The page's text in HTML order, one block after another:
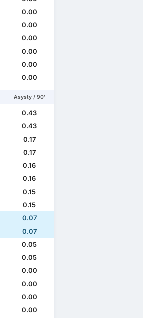
0.00
0.00
0.00
0.00
0.00
0.00
Asysty / 90'
0.43
0.43
0.17
0.17
0.16
0.16
0.15
0.15
0.07
0.07
0.05
0.05
0.00
0.00
0.00
0.00